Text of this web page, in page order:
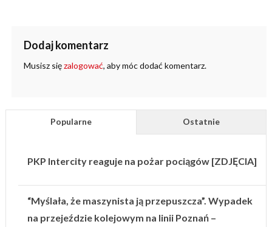
Dodaj komentarz
Musisz sięzalogować, aby móc dodać komentarz.
Popularne Ostatnie
PKP Intercity reaguje na pożar pociągów [ZDJĘCIA]
“Myślała, że maszynista ją przepuszcza”. Wypadek
na przejeździe kolejowym na linii Poznań –